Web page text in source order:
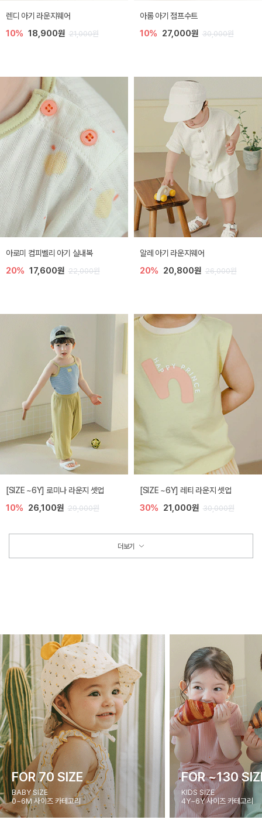
렌디 아기 라운지웨어
10% 18,900원 21,000원
아롬 아기 점프수트
10% 27,000원 30,000원
아로미 컴피벨리 아기 실내복
20% 17,600원 22,000원
알레 아기 라운지웨어
20% 20,800원 26,000원
[SIZE ~6Y] 로미나 라운지 셋업
10% 26,100원 29,000원
[SIZE ~6Y] 레티 라운지 셋업
30% 21,000원 30,000원
더보기
FOR 70 SIZE
BABY SIZE
0~6M 사이즈 카테고리
FOR ~130
KIDS SIZE
4Y~6Y 사이즈 카테고리